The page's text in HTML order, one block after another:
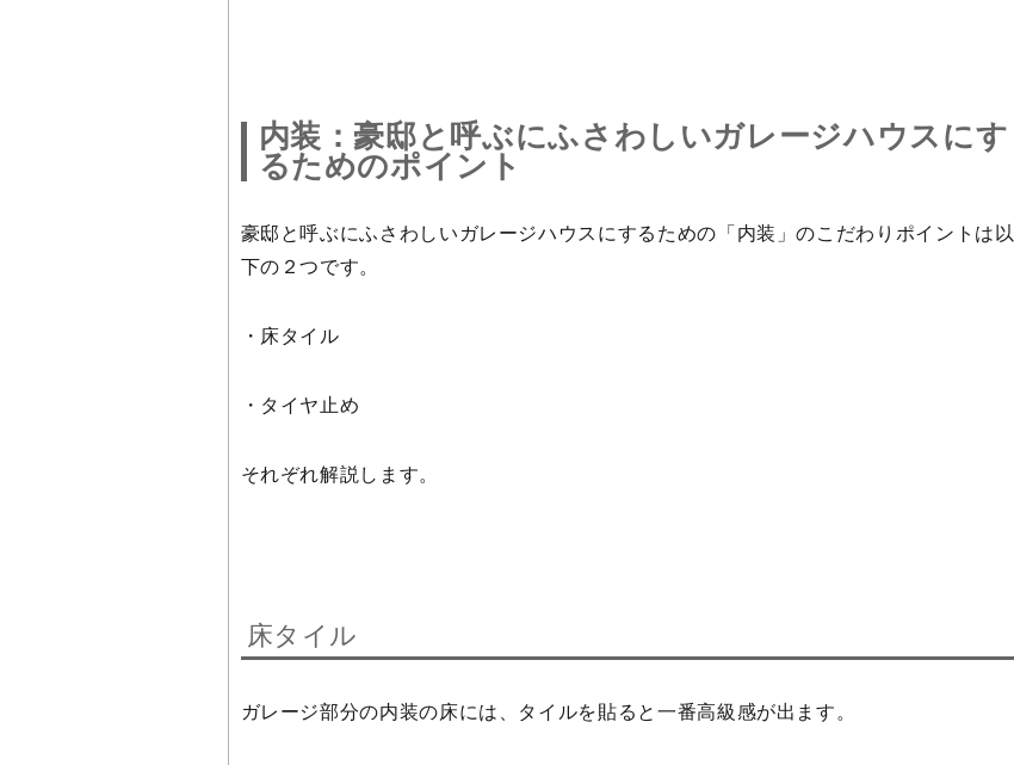
内装：豪邸と呼ぶにふさわしいガレージハウスにす
るためのポイント
豪邸と呼ぶにふさわしいガレージハウスにするための「内装」のこだわりポイントは以
下の２つです。
・床タイル
・タイヤ止め
それぞれ解説します。
床タイル
ガレージ部分の内装の床には、タイルを貼ると一番高級感が出ます。